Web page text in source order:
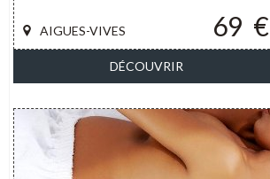
69 €
AIGUES-VIVES
DÉCOUVRIR